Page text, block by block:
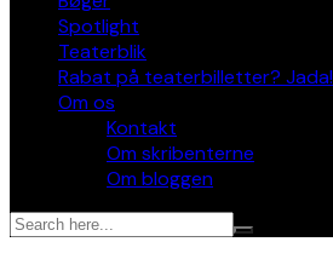
Spotlight
Teaterblik
Rabat på teaterbilletter? Jada!
Om os
Kontakt
Om skribenterne
Om bloggen